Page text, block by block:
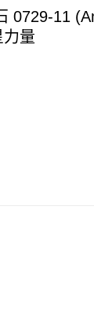
0729-11
量